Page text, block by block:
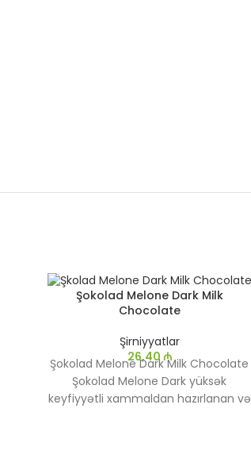
Şokolad Melone Dark Milk
Chocolate
Şirniyyatlar
26,40 ₼
Şokolad Melone Dark Milk Chocolate
Şokolad Melone Dark yüksək
keyfiyyətli xammaldan hazırlanan və